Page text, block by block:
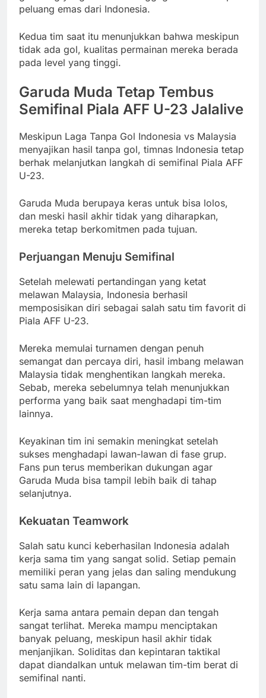
peluang emas dari Indonesia.
Kedua tim saat itu menunjukkan bahwa meskipun
tidak ada gol, kualitas permainan mereka berada
pada level yang tinggi.
Garuda Muda Tetap Tembus
Semifinal Piala AFF U-23 Jalalive
Meskipun Laga Tanpa Gol Indonesia vs Malaysia
menyajikan hasil tanpa gol, timnas Indonesia tetap
berhak melanjutkan langkah di semifinal Piala AFF
U-23.
Garuda Muda berupaya keras untuk bisa lolos,
dan meski hasil akhir tidak yang diharapkan,
mereka tetap berkomitmen pada tujuan.
Perjuangan Menuju Semifinal
Setelah melewati pertandingan yang ketat
melawan Malaysia, Indonesia berhasil
memposisikan diri sebagai salah satu tim favorit di
Piala AFF U-23.
Mereka memulai turnamen dengan penuh
semangat dan percaya diri, hasil imbang melawan
Malaysia tidak menghentikan langkah mereka.
Sebab, mereka sebelumnya telah menunjukkan
performa yang baik saat menghadapi tim-tim
lainnya.
Keyakinan tim ini semakin meningkat setelah
sukses menghadapi lawan-lawan di fase grup.
Fans pun terus memberikan dukungan agar
Garuda Muda bisa tampil lebih baik di tahap
selanjutnya.
Kekuatan Teamwork
Salah satu kunci keberhasilan Indonesia adalah
kerja sama tim yang sangat solid. Setiap pemain
memiliki peran yang jelas dan saling mendukung
satu sama lain di lapangan.
Kerja sama antara pemain depan dan tengah
sangat terlihat. Mereka mampu menciptakan
banyak peluang, meskipun hasil akhir tidak
menjanjikan. Soliditas dan kepintaran taktikal
dapat diandalkan untuk melawan tim-tim berat di
semifinal nanti.